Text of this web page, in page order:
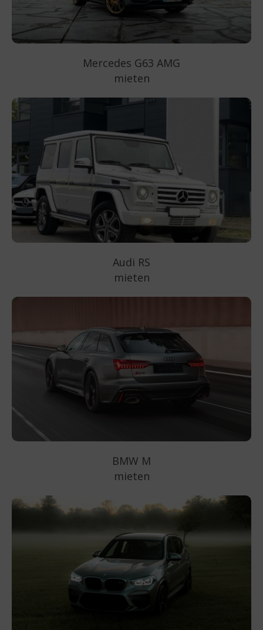
Mercedes G63 AMG
mieten
Audi RS
mieten
BMW M
mieten